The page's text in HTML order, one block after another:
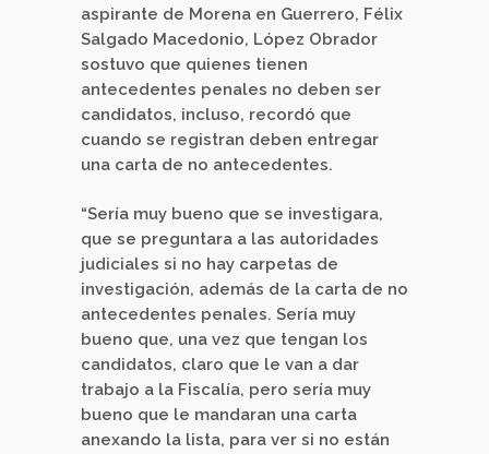
aspirante de Morena en Guerrero, Félix
Salgado Macedonio, López Obrador
sostuvo que quienes tienen
antecedentes penales no deben ser
candidatos, incluso, recordó que
cuando se registran deben entregar
una carta de no antecedentes.
“Sería muy bueno que se investigara,
que se preguntara a las autoridades
judiciales si no hay carpetas de
investigación, además de la carta de no
antecedentes penales. Sería muy
bueno que, una vez que tengan los
candidatos, claro que le van a dar
trabajo a la Fiscalía, pero sería muy
bueno que le mandaran una carta
anexando la lista, para ver si no están